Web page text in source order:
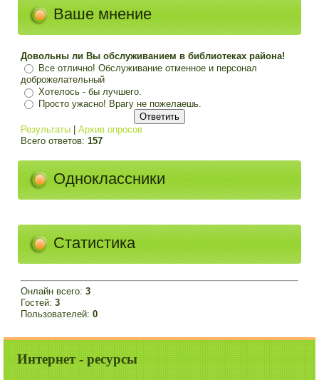
Ваше мнение
Довольны ли Вы обслуживанием в библиотеках района!
Все отлично! Обслуживание отменное и персонал
доброжелательный
Хотелось - бы лучшего.
Просто ужасно! Врагу не пожелаешь.
Результаты |Архив опросов
Всего ответов:157
Одноклассники
Статистика
Онлайн всего:3
Гостей:3
Пользователей:0
Интернет - ресурсы